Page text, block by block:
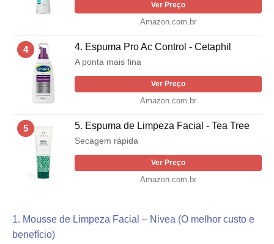
Ver Preço
Amazon.com.br
4 4. Espuma Pro Ac Control - Cetaphil
A ponta mais fina
Ver Preço
Amazon.com.br
5 5. Espuma de Limpeza Facial - Tea Tree
Secagem rápida
Ver Preço
Amazon.com.br
1. Mousse de Limpeza Facial – Nivea (O melhor custo e
benefício)